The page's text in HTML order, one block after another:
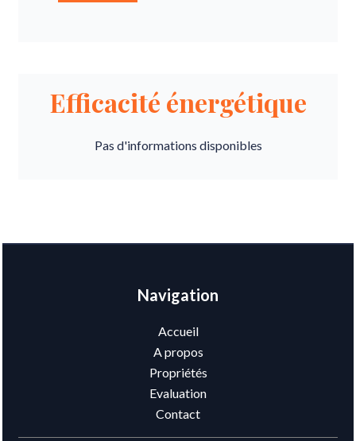
Efficacité énergétique
Pas d'informations disponibles
Navigation
Accueil
A propos
Propriétés
Evaluation
Contact